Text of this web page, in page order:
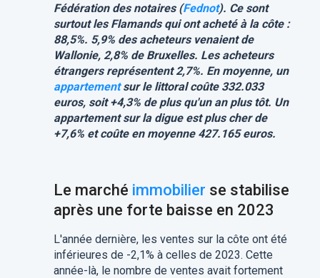
Fédération des notaires (Fednot). Ce sont
surtout les Flamands qui ont acheté à la côte :
88,5%. 5,9% des acheteurs venaient de
Wallonie, 2,8% de Bruxelles. Les acheteurs
étrangers représentent 2,7%. En moyenne, un
appartementsur le littoral coûte 332.033
euros, soit +4,3% de plus qu'un an plus tôt. Un
appartement sur la digue est plus cher de
+7,6% et coûte en moyenne 427.165 euros.
Le marché immobilier se stabilise
après une forte baisse en 2023
L'année dernière, les ventes sur la côte ont été
inférieures de -2,1% à celles de 2023. Cette
année-là, le nombre de ventes avait fortement